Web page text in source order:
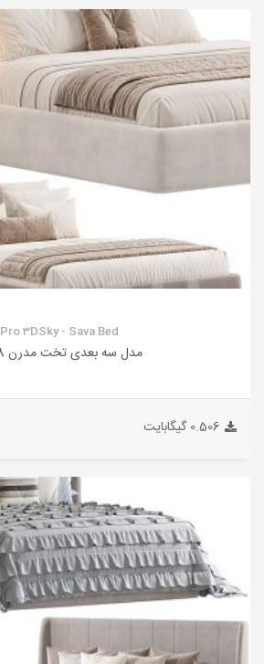
Pro 3DSky - Sava Bed
مدل سه بعدی تخت مدرن 1328
0.506 گیگابایت